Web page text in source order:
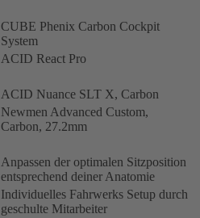
CUBE Phenix Carbon Cockpit
System
ACID React Pro
ACID Nuance SLT X, Carbon
Newmen Advanced Custom,
Carbon, 27.2mm
Anpassen der optimalen Sitzposition
entsprechend deiner Anatomie
Individuelles Fahrwerks Setup durch
geschulte Mitarbeiter